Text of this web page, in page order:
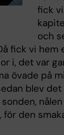
fick
och
fick vi hem
i, det var
övade på
blev det
för den